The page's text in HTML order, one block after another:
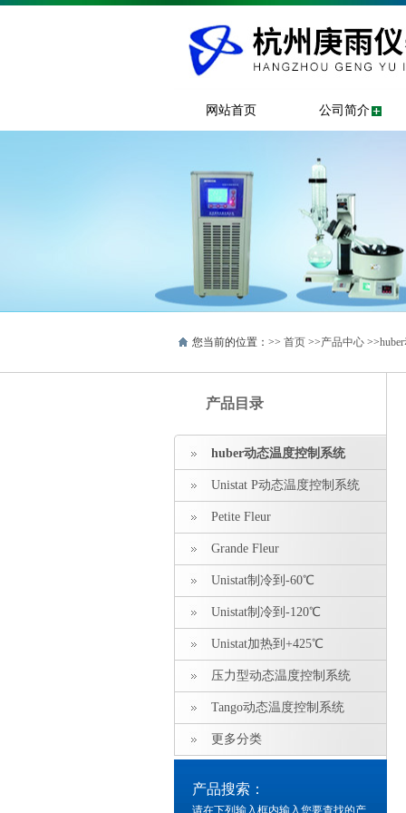
网站首页 公司简介
您当前的位置：>> 首页 >>产品中心 >>
产品目录
huber动态温度控制系统
Unistat P动态温度控制系统
Petite Fleur
Grande Fleur
Unistat制冷到-60℃
Unistat制冷到-120℃
Unistat加热到+425℃
压力型动态温度控制系统
Tango动态温度控制系统
更多分类
产品搜索：
请在下列输入框内输入您要查找的产